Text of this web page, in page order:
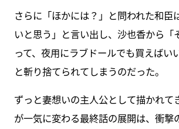
さらに「ほかには？」と問われた和臣
いと思う」と言い出し、沙也香から「
って、夜用にラブドールでも買えばい
と斬り捨てられてしまうのだった。
ずっと妻想いの主人公として描かれて
が一気に変わる最終話の展開は、衝撃